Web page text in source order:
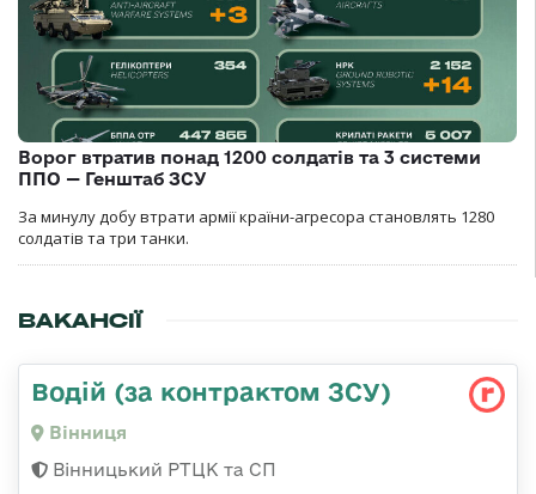
Ворог втратив понад 1200 солдатів та 3 системи
ППО — Генштаб ЗСУ
За минулу добу втрати армії країни-агресора становлять 1280
солдатів та три танки.
ВАКАНСІЇ
Водій (за контрактом ЗСУ)
Вінниця
Вінницький РТЦК та СП